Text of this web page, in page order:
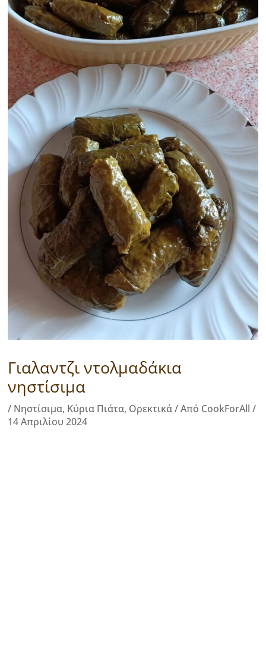
Γιαλαντζι ντολμαδάκια
νηστίσιμα
/ Νηστίσιμα, Κύρια Πιάτα, Ορεκτικά/ Από CookForAll /
14 Απριλίου 2024